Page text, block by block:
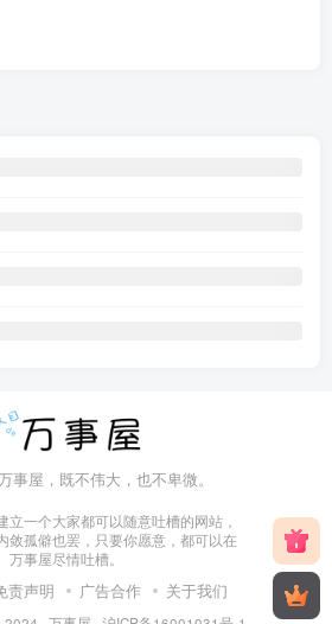
事屋，既不伟大，也不卑微。
立一个大家都可以随意吐槽的网站，
敛孤僻也罢，只要你愿意，都可以在
万事屋尽情吐槽。
责声明 广告合作 关于我们